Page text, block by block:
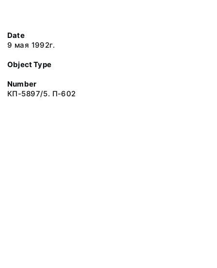
Date
9 мая 1992г.
Object Type
Number
КП-5897/5. П-602